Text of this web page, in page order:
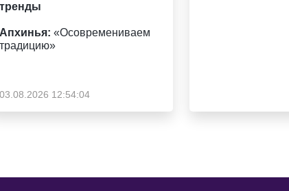
тренды
Апхинья: «Осовремениваем
традицию»
03.08.2026 12:54:04